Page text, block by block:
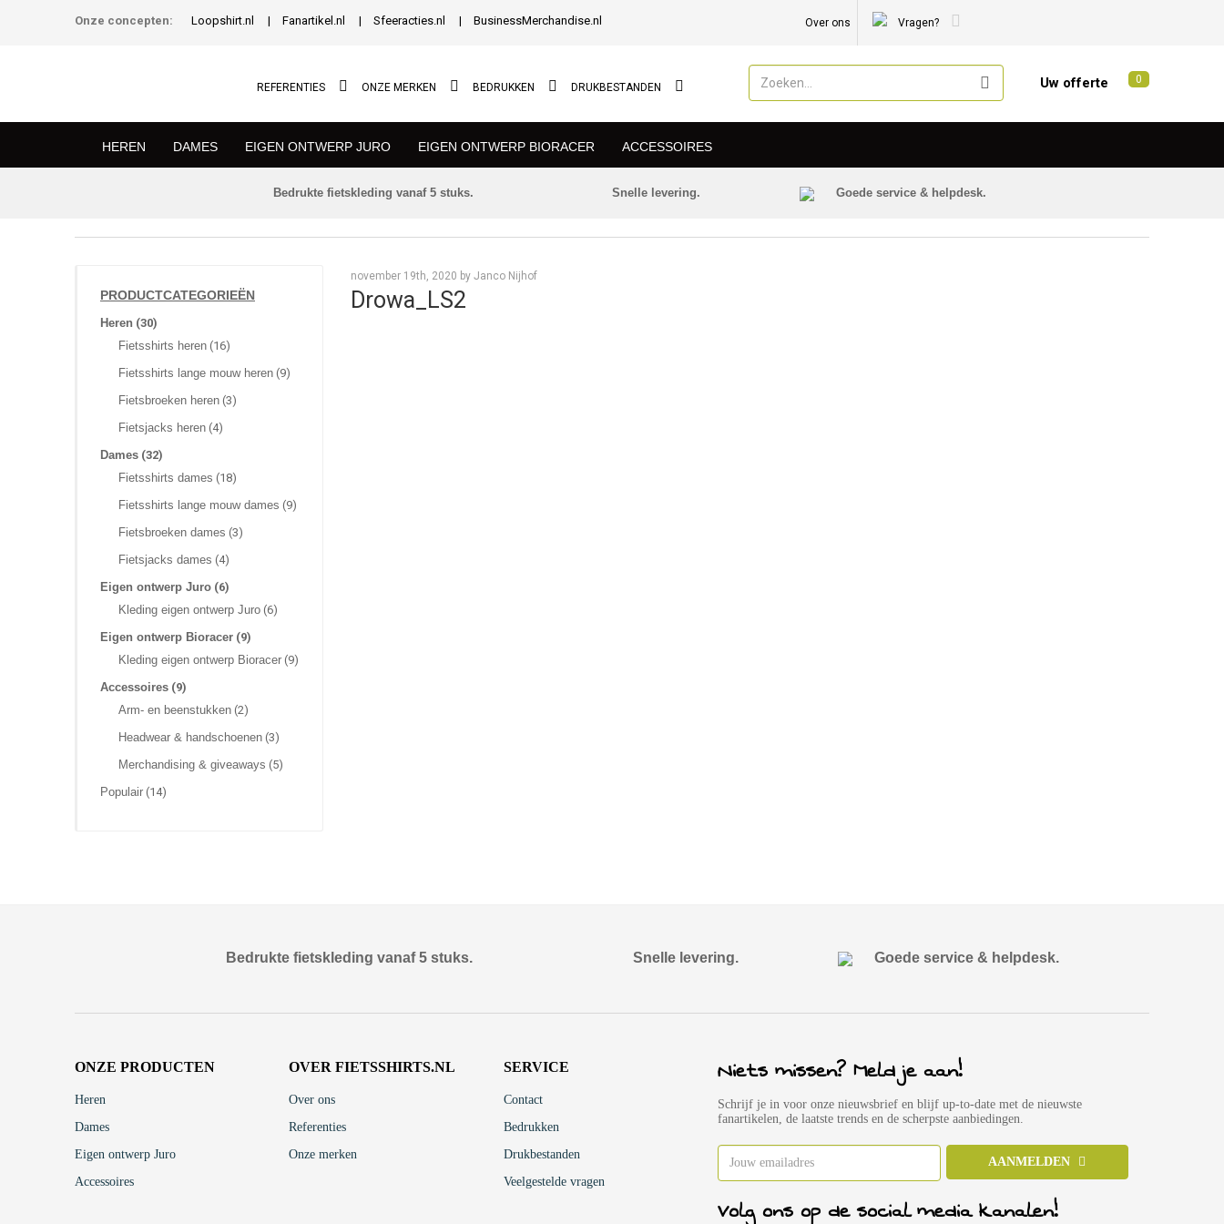
Onze concepten: Loopshirt.nl Fanartikel.nl Sfeeracties.nl BusinessMerchandise.nl Over ons Vragen?
REFERENTIES ONZE MERKEN BEDRUKKEN DRUKBESTANDEN Uw offerte 0
HEREN DAMES EIGEN ONTWERP JURO EIGEN ONTWERP BIORACER ACCESSOIRES
Bedrukte fietskleding vanaf 5 stuks. Snelle levering. Goede service & helpdesk.
november 19th, 2020 by Janco Nijhof
Drowa_LS2
PRODUCTCATEGORIEËN
Heren (30)
Fietsshirts heren (16)
Fietsshirts lange mouw heren (9)
Fietsbroeken heren (3)
Fietsjacks heren (4)
Dames (32)
Fietsshirts dames (18)
Fietsshirts lange mouw dames (9)
Fietsbroeken dames (3)
Fietsjacks dames (4)
Eigen ontwerp Juro (6)
Kleding eigen ontwerp Juro (6)
Eigen ontwerp Bioracer (9)
Kleding eigen ontwerp Bioracer (9)
Accessoires (9)
Arm- en beenstukken (2)
Headwear & handschoenen (3)
Merchandising & giveaways (5)
Populair (14)
Bedrukte fietskleding vanaf 5 stuks. Snelle levering. Goede service & helpdesk.
ONZE PRODUCTEN
Heren
Dames
Eigen ontwerp Juro
Accessoires
OVER FIETSSHIRTS.NL
Over ons
Referenties
Onze merken
SERVICE
Contact
Bedrukken
Drukbestanden
Veelgestelde vragen
Niets missen? Meld je aan!
Schrijf je in voor onze nieuwsbrief en blijf up-to-date met de nieuwste
fanartikelen, de laatste trends en de scherpste aanbiedingen.
AANMELDEN
Volg ons op de social media kanalen!